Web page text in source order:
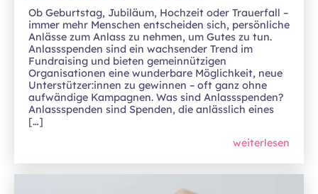
Ob Geburtstag, Jubiläum, Hochzeit oder Trauerfall –
immer mehr Menschen entscheiden sich, persönliche
Anlässe zum Anlass zu nehmen, um Gutes zu tun.
Anlassspenden sind ein wachsender Trend im
Fundraising und bieten gemeinnützigen
Organisationen eine wunderbare Möglichkeit, neue
Unterstützer:innen zu gewinnen – oft ganz ohne
aufwändige Kampagnen. Was sind Anlassspenden?
Anlassspenden sind Spenden, die anlässlich eines
[…]
weiterlesen